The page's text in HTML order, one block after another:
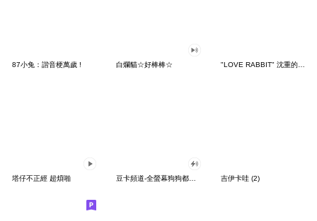
87小兔：諧音梗萬歲 ! 白爛貓☆好棒棒☆ "LOVE RABBIT" 沈重的愛 台灣版
塔仔不正經 超煩啪 吉伊卡哇 (2)